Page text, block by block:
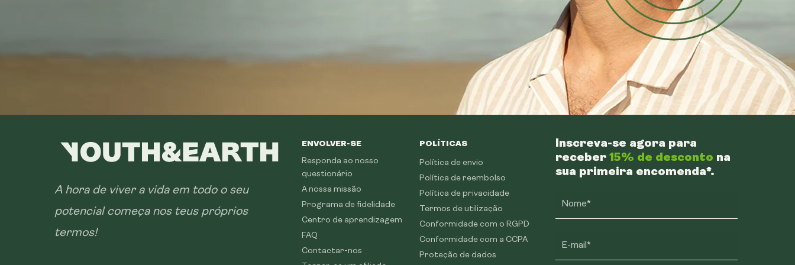
A hora de viver a vida em todo o seu
potencial começa nos teus próprios
termos!
ENVOLVER-SE
Responda ao nosso
questionário
A nossa missão
Programa de fidelidade
Centro de aprendizagem
FAQ
Contactar-nos
POLÍTICAS
Política de envio
Política de reembolso
Política de privacidade
Termos de utilização
Conformidade com o RGPD
Conformidade com a CCPA
Proteção de dados
Inscreva-se agora para
receber 15% de desconto na
sua primeira encomenda*.
Nome*
E-mail*